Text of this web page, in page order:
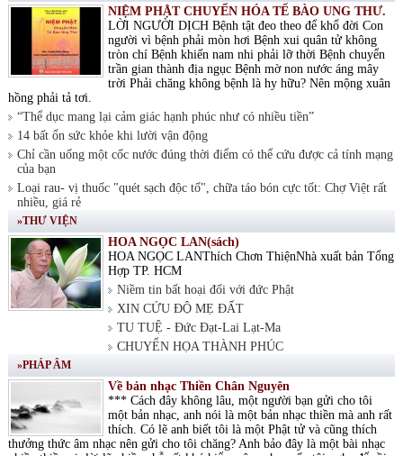
NIỆM PHẬT CHUYỂN HÓA TẾ BÀO UNG THƯ.
LỜI NGƯỜI DỊCH Bệnh tật đeo theo để khổ đời Con
người vì bệnh phải mòn hơi Bệnh xui quân tử không
tròn chí Bệnh khiến nam nhi phải lỡ thời Bệnh chuyển
trần gian thành địa ngục Bệnh mờ non nước áng mây
trời Phải chăng không bệnh là hy hữu? Nên mộng xuân
hồng phải tả tơi.
“Thể dục mang lại cảm giác hạnh phúc như có nhiều tiền”
14 bất ổn sức khỏe khi lười vận động
Chỉ cần uống một cốc nước đúng thời điểm có thể cứu được cả tính mạng
của bạn
Loại rau- vị thuốc "quét sạch độc tố", chữa táo bón cực tốt: Chợ Việt rất
nhiều, giá rẻ
»THƯ VIỆN
HOA NGỌC LAN(sách)
HOA NGỌC LANThích Chơn ThiệnNhà xuất bản Tổng
Hợp TP. HCM
Niềm tin bất hoại đối với đức Phật
XIN CỨU ĐỘ MẸ ĐẤT
TU TUỆ - Đức Đạt-Lai Lạt-Ma
CHUYỂN HỌA THÀNH PHÚC
»PHÁP ÂM
Về bản nhạc Thiền Chân Nguyên
*** Cách đây không lâu, một người bạn gửi cho tôi
một bản nhạc, anh nói là một bản nhạc thiền mà anh rất
thích. Có lẽ anh biết tôi là một Phật tử và cũng thích
thưởng thức âm nhạc nên gửi cho tôi chăng? Anh bảo đây là một bài nhạc